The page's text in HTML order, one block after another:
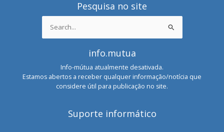
Pesquisa no site
Search
for:
info.mutua
Info-mútua atualmente desativada.
Estamos abertos a receber qualquer informação/notícia que
considere útil para publicação no site.
Suporte informático